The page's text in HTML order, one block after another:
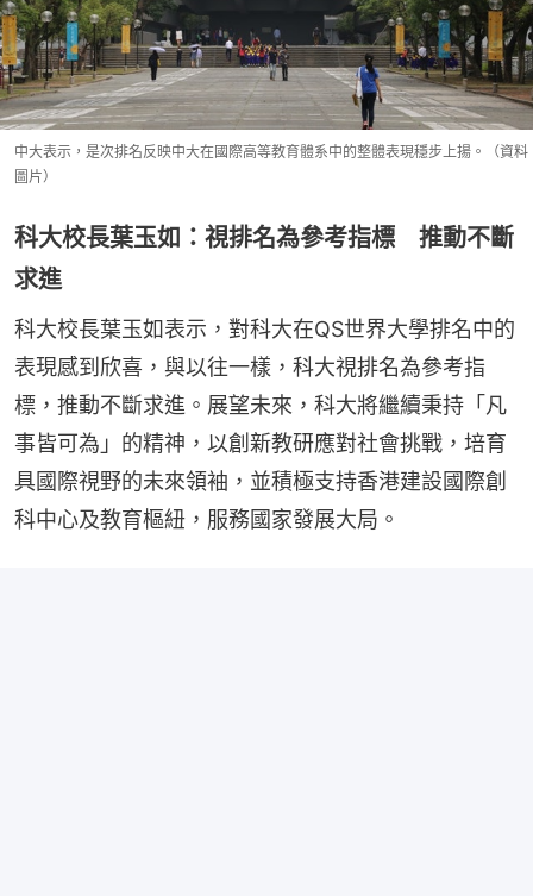
中大表示，是次排名反映中大在國際高等教育體系中的整體表現穩步上揚。（資料
圖片）
科大校長葉玉如：視排名為參考指標 推動不斷
求進
科大校長葉玉如表示，對科大在QS世界大學排名中的
表現感到欣喜，與以往一樣，科大視排名為參考指
標，推動不斷求進。展望未來，科大將繼續秉持「凡
事皆可為」的精神，以創新教研應對社會挑戰，培育
具國際視野的未來領袖，並積極支持香港建設國際創
科中心及教育樞紐，服務國家發展大局。